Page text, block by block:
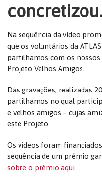
concretizou.
Na sequência da vídeo
que os voluntários da
partilhamos com os
Projeto Velhos Amigos.
Das gravações, realizadas
partilhamos no qual
e velhos amigos – cujas
este Projeto.
Os vídeos foram
sequência de um prémio
sobre o prémio aqui.